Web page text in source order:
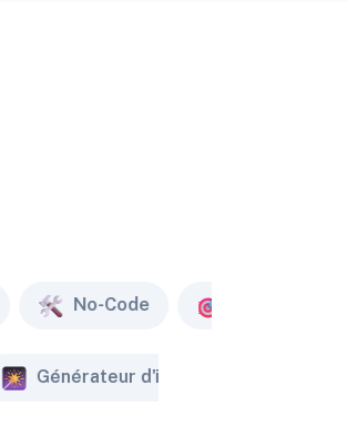
No-Code
Générateur d'image